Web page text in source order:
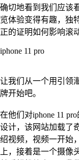
确切地看到我们应该
览体验变得有趣，独
正的证明如何影响滚
iphone 11 pro
让我们从一个用引领
牌开始吧。
在他们对iphone 11
设计，该网站加载了
绍视频，视频一开始
上，接着是一个摄像